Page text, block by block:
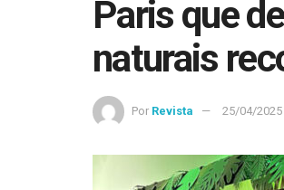
Paris que
naturais
Por Revista 25/04/2025